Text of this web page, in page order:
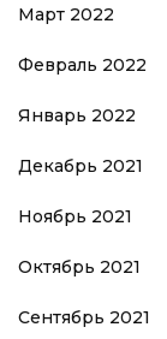
Март 2022
Февраль 2022
Январь 2022
Декабрь 2021
Ноябрь 2021
Октябрь 2021
Сентябрь 2021